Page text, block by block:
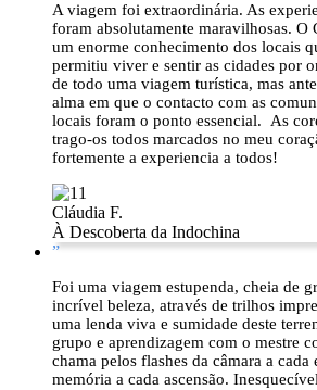
A viagem foi extraordinária. As
foram absolutamente maravilhosas. O
um enorme conhecimento dos locais
permitiu viver e sentir as cidades por
de todo uma viagem turística, mas
alma em que o contacto com as
locais foram o ponto essencial. As
trago-os todos marcados no meu
fortemente a experiencia a todos!
Cláudia F.
À Descoberta da Indochina
”
Foi uma viagem estupenda, cheia de
incrível beleza, através de trilhos
uma lenda viva e sumidade deste
grupo e aprendizagem com o mestre
chama pelos flashes da câmara a cada
memória a cada ascensão.